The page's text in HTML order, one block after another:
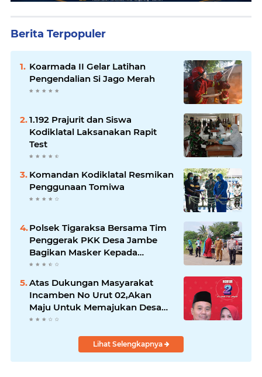
Berita Terpopuler
Koarmada II Gelar Latihan
Pengendalian Si Jago Merah
1.192 Prajurit dan Siswa
Kodiklatal Laksanakan Rapit
Test
Komandan Kodiklatal Resmikan
Penggunaan Tomiwa
Polsek Tigaraksa Bersama Tim
Penggerak PKK Desa Jambe
Bagikan Masker Kepada
Pengguna Jalan
Atas Dukungan Masyarakat
Incamben No Urut 02,Akan
Maju Untuk Memajukan Desa
Tegal Kunir Kidul
Lihat Selengkapnya